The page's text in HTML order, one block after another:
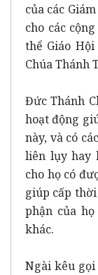
của các
cho các
thể Giáo
Chúa Thánh
Đức Thánh
hoạt động
này, và có
liên lụy hay
cho họ có
giúp cấp
phận của
khác.
Ngài kêu